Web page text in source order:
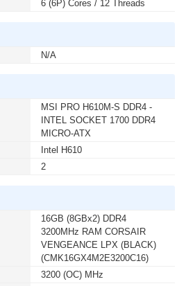
1200WATT(1 เซ็ต ต่อ 1 อัน) สนใจ
เซ็ต ลดทันที 740 บาท จากปกติ 6,990
(1 เซ็ต ต่อ 1 อัน) สนใจโปรโม
เซ็ต ลดทันที 160 บาท จากปกติ 1,690
บาท UPS SYNDOME (ATOM-850-
บาท UPS SYNDOME (ATOM-
630WATT (1 เซ็ต ต่อ 1 อัน) สนใจโปร
017-4444
6 (6P) Cores / 12 Threads
N/A
MSI PRO H610M-S DDR4 -
INTEL SOCKET 1700 DDR4
MICRO-ATX
Intel H610
2
16GB (8GBx2) DDR4
3200MHz RAM CORSAIR
VENGEANCE LPX (BLACK)
(CMK16GX4M2E3200C16)
3200 (OC) MHz